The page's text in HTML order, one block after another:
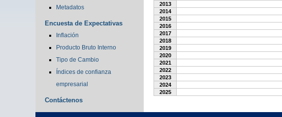
Metadatos
Encuesta de Expectativas
Inflación
Producto Bruto Interno
Tipo de Cambio
Índices de confianza
empresarial
Contáctenos
2013
2014
2015
2016
2017
2018
2019
2020
2021
2022
2023
2024
2025